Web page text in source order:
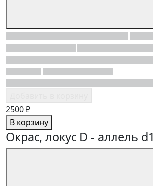
2500 ₽
В корзину
Окрас, локус D - аллель d1